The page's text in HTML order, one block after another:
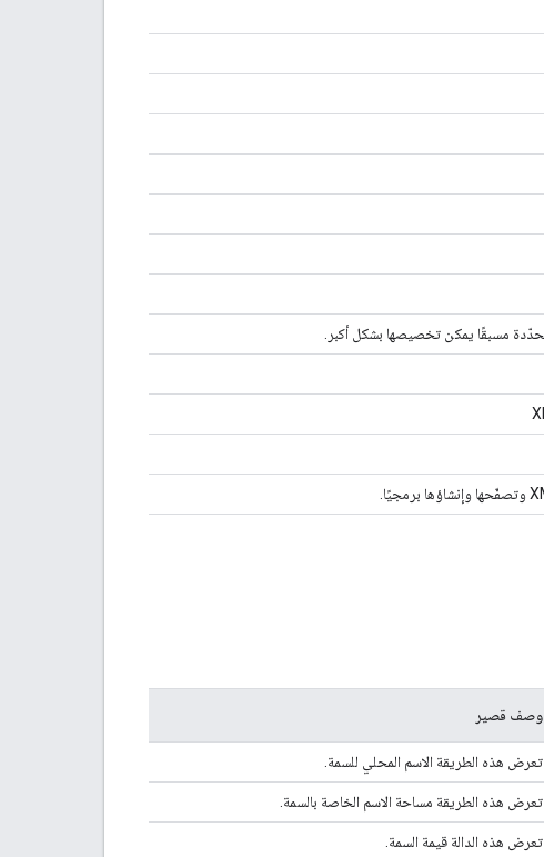
وصف قصير
تعرض هذه الطريقة الاسم المحلي للسمة.
تعرض هذه الطريقة مساحة الاسم الخاصة بالسمة.
تعرض هذه الدالة قيمة السمة.